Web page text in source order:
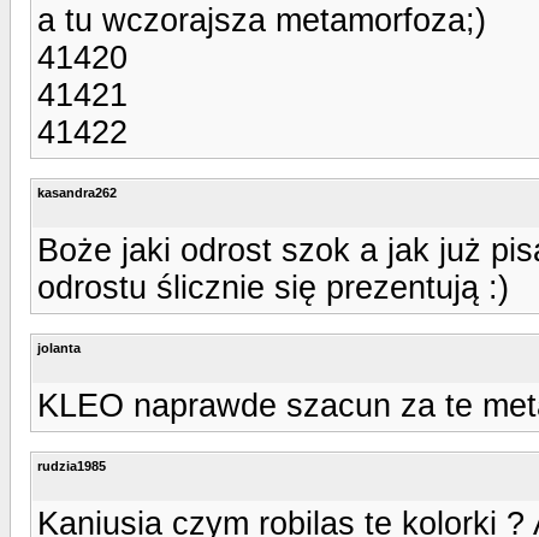
a tu wczorajsza metamorfoza;)
41420
41421
41422
kasandra262
Boże jaki odrost szok a jak już
odrostu ślicznie się prezentują :)
jolanta
KLEO naprawde szacun za te
rudzia1985
Kaniusia czym robilas te kolorki